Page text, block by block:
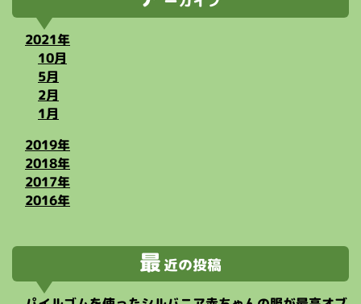
2021年
10月
5月
2月
1月
2019年
2018年
2017年
2016年
最 近の投稿